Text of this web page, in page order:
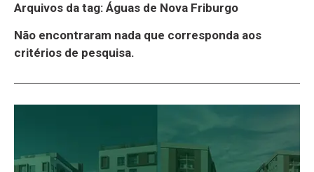
Arquivos da tag: Águas de Nova Friburgo
Não encontraram nada que corresponda aos
critérios de pesquisa.